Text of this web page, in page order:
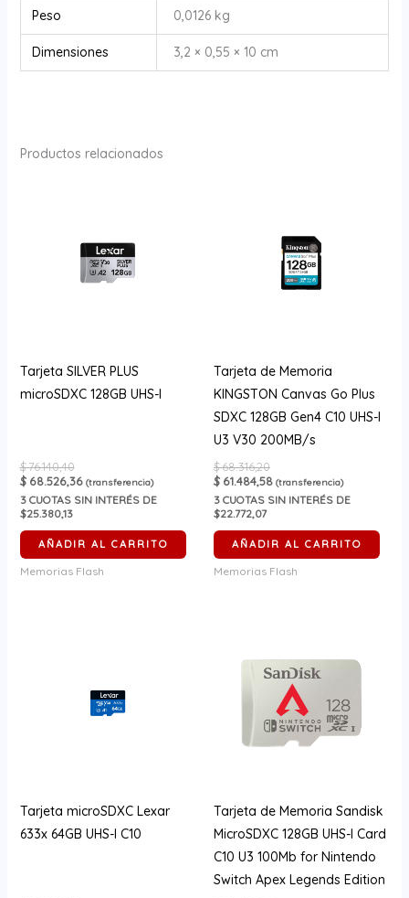
Peso 0,0126 kg
Dimensiones 3,2 × 0,55 × 10 cm
Productos relacionados
Tarjeta SILVER PLUS
microSDXC 128GB UHS-I
$76.140,40
$68.526,36 (transferencia)
3CUOTAS SIN INTERÉS DE
$25.380,13
AÑADIR AL CARRITO
Memorias Flash
Tarjeta de Memoria
KINGSTON Canvas Go Plus
SDXC 128GB Gen4 C10 UHS-I
U3 V30 200MB/s
$68.316,20
$ 61.484,58 (transferencia)
3 CUOTAS SIN INTERÉS DE
$22.772,07
AÑADIR AL CARRITO
Memorias Flash
Tarjeta microSDXC Lexar
633x 64GB UHS-I C10
Tarjeta de Memoria Sandisk
MicroSDXC 128GB UHS-I Card
C10 U3 100Mb for Nintendo
Switch Apex Legends Edition